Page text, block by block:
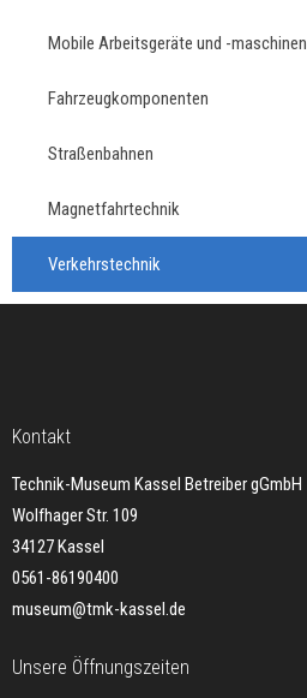
Mobile Arbeitsgeräte und -maschinen
Fahrzeugkomponenten
Straßenbahnen
Magnetfahrtechnik
Verkehrstechnik
Kontakt
Technik-Museum Kassel Betreiber gGmbH
Wolfhager Str. 109
34127 Kassel
0561-86190400
museum@tmk-kassel.de
Unsere Öffnungszeiten